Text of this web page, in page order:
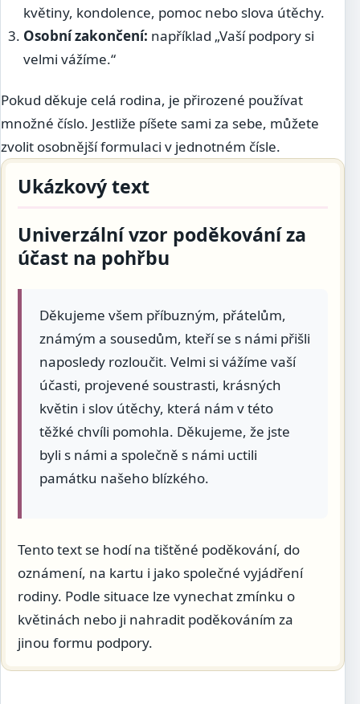
květiny, kondolence, pomoc nebo slova útěchy.
Osobní zakončení: například „Vaší podpory si
velmi vážíme.“
Pokud děkuje celá rodina, je přirozené používat
množné číslo. Jestliže píšete sami za sebe, můžete
zvolit osobnější formulaci v jednotném čísle.
Ukázkový text
Univerzální vzor poděkování za
účast na pohřbu
Děkujeme všem příbuzným, přátelům,
známým a sousedům, kteří se s námi přišli
naposledy rozloučit. Velmi si vážíme vaší
účasti, projevené soustrasti, krásných
květin i slov útěchy, která nám v této
těžké chvíli pomohla. Děkujeme, že jste
byli s námi a společně s námi uctili
památku našeho blízkého.
Tento text se hodí na tištěné poděkování, do
oznámení, na kartu i jako společné vyjádření
rodiny. Podle situace lze vynechat zmínku o
květinách nebo ji nahradit poděkováním za
jinou formu podpory.